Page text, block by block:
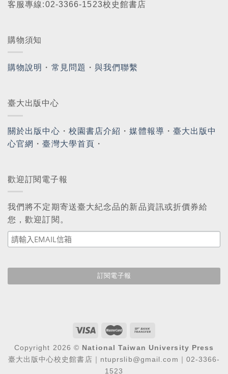
客服專線:02-3366-1523校史館書店
購物須知
購物說明 ・ 常見問題 ・與我們聯繫
臺大出版中心
關於出版中心 ・ 校園書店介紹 ・媒體報導 ・ 臺大出版中
心官網 ・臺灣大學首頁 ・
歡迎訂閱電子報
我們將不定期寄送臺大紀念品的新品資訊或折價券給
您，歡迎訂閱。
Copyright 2026 © National Taiwan University Press
臺大出版中心校史館書店｜ntuprslib@gmail.com｜02-3366-
1523